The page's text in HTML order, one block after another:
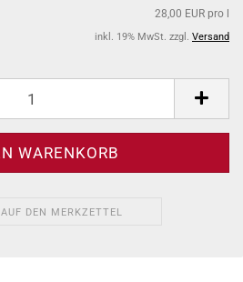
28,00 EUR pro l
inkl. 19% MwSt. zzgl. Versand
AUF DEN MERKZETTEL